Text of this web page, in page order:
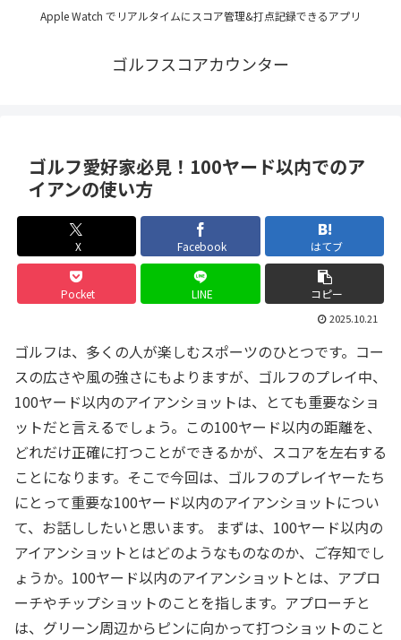
Apple Watch でリアルタイムにスコア管理&打点記録できるアプリ
ゴルフスコアカウンター
ゴルフ愛好家必見！100ヤード以内でのア
イアンの使い方
X Facebook はてブ
Pocket LINE コピー
2025.10.21
ゴルフは、多くの人が楽しむスポーツのひとつです。コー
スの広さや風の強さにもよりますが、ゴルフのプレイ中、
100ヤード以内のアイアンショットは、とても重要なショ
ットだと言えるでしょう。この100ヤード以内の距離を、
どれだけ正確に打つことができるかが、スコアを左右する
ことになります。そこで今回は、ゴルフのプレイヤーたち
にとって重要な100ヤード以内のアイアンショットについ
て、お話ししたいと思います。 まずは、100ヤード以内の
アイアンショットとはどのようなものなのか、ご存知でし
ょうか。100ヤード以内のアイアンショットとは、アプロ
ーチやチップショットのことを指します。アプローチと
は、グリーン周辺からピンに向かって打つショットのこと